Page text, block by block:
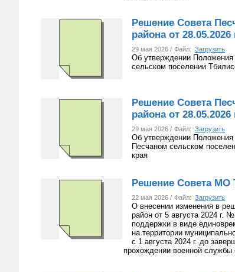
Решение Совета
района от
29 мая 2026 / Файл: Загрузить
Об утверждении Положения
сельском поселении
Решение Совета
района от
29 мая 2026 / Файл: Загрузить
Об утверждении Положения
Песчаном сельском
края
Решение Совета МО
22 мая 2026 / Файл: Загрузить
О внесении изменения в
район от 5 августа 2024 г.
поддержки в виде
на территории
с 1 августа 2024 г. до
прохождении военной